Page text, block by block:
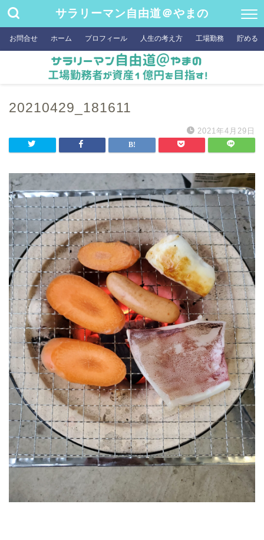
サラリーマン自由道＠やまの
お問合せ ホーム プロフィール 人生の考え方 工場勤務 貯める
20210429_181611
2021年4月29日